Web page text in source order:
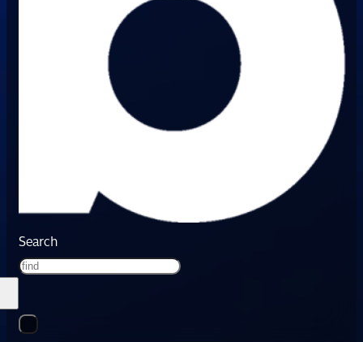
Search